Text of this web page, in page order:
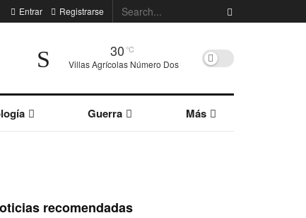
Entrar Registrarse
30 °C
Villas Agrícolas Número Dos
Guerra Más
recomendadas